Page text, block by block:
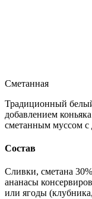
Сметанная
Традиционный
добавлением
сметанным муссом с
Состав
Сливки, сметана
ананасы
или ягоды